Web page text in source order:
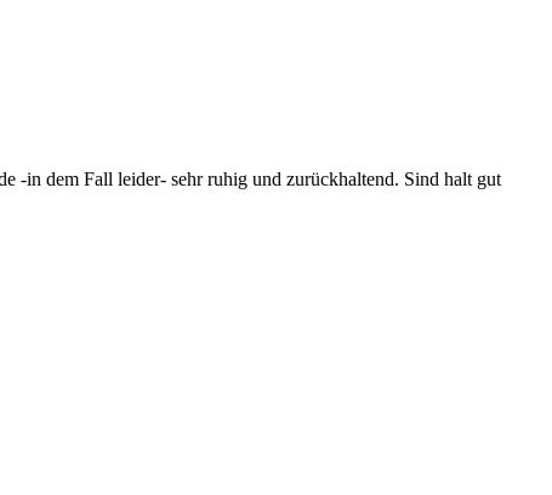
-in dem Fall leider- sehr ruhig und zurückhaltend. Sind halt gut